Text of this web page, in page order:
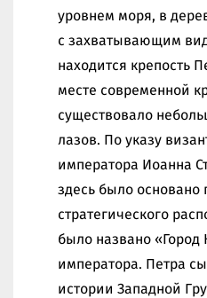
уровнем моря, в
с захватывающим
находится крепость
месте современной
существовало
лазов. По указу
императора Иоанна
здесь было основано
стратегического
было названо «Город
императора. Петра
истории Западной